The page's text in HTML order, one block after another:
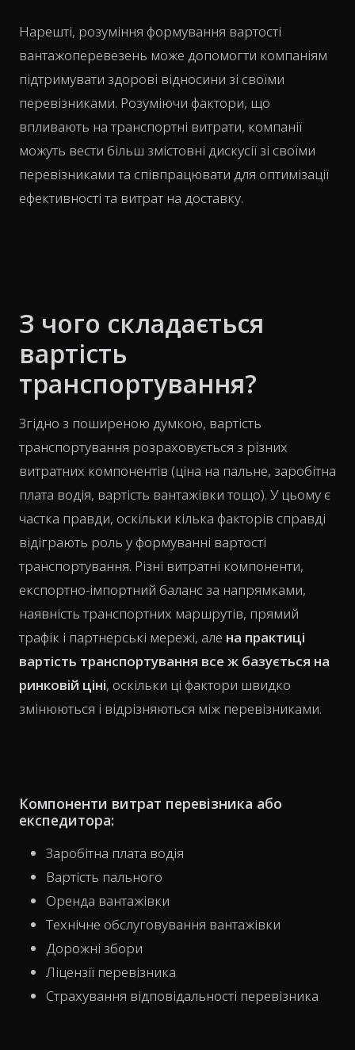
Нарешті, розуміння формування вартості
вантажоперевезень може допомогти компаніям
підтримувати здорові відносини зі своїми
перевізниками. Розуміючи фактори, що
впливають на транспортні витрати, компанії
можуть вести більш змістовні дискусії зі своїми
перевізниками та співпрацювати для оптимізації
ефективності та витрат на доставку.
З чого складається
вартість
транспортування?
Згідно з поширеною думкою, вартість
транспортування розраховується з різних
витратних компонентів (ціна на пальне, заробітна
плата водія, вартість вантажівки тощо). У цьому є
частка правди, оскільки кілька факторів справді
відіграють роль у формуванні вартості
транспортування. Різні витратні компоненти,
експортно-імпортний баланс за напрямками,
наявність транспортних маршрутів, прямий
трафік і партнерські мережі, але на практиці
вартість транспортування все ж базується на
ринковій ціні, оскільки ці фактори швидко
змінюються і відрізняються між перевізниками.
Компоненти витрат перевізника або
експедитора:
Заробітна плата водія
Вартість пального
Оренда вантажівки
Технічне обслуговування вантажівки
Дорожні збори
Ліцензії перевізника
Страхування відповідальності перевізника